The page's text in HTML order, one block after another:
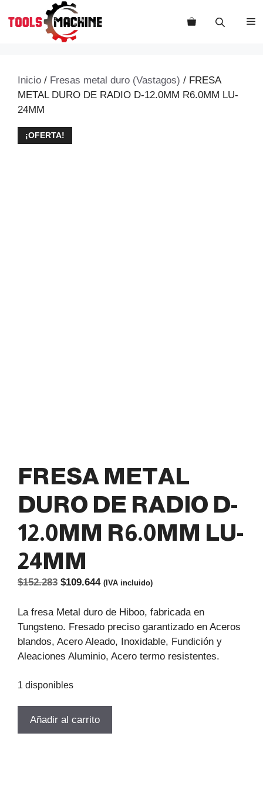
Inicio / Fresas metal duro (Vastagos) / FRESA
METAL DURO DE RADIO D-12.0MM R6.0MM LU-
24MM
¡OFERTA!
FRESA METAL
DURO DE RADIO D-
12.0MM R6.0MM LU-
24MM
$152.283 El
original
era:
$152.283.
$109.644El
actual
es:
$109.644.
(IVA incluido)
La fresa Metal duro de Hiboo, fabricada en
Tungsteno. Fresado preciso garantizado en Aceros
blandos, Acero Aleado, Inoxidable, Fundición y
Aleaciones Aluminio, Acero termo resistentes.
1 disponibles
Añadir al carrito